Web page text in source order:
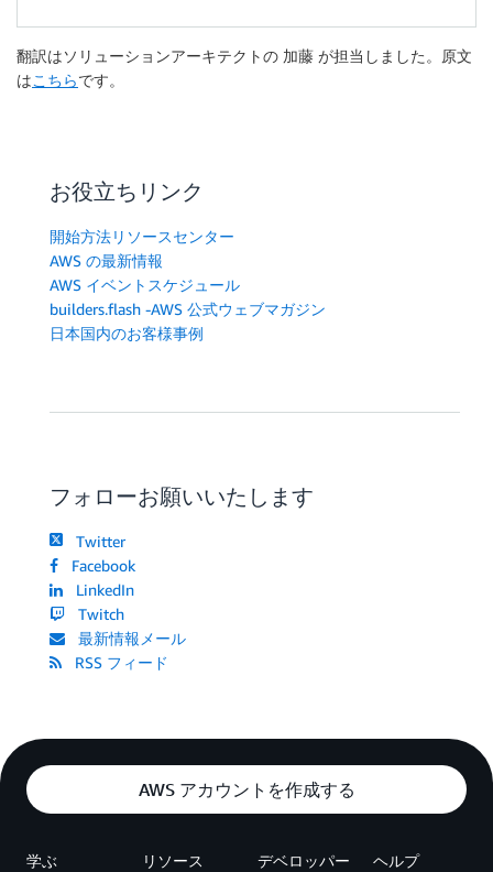
翻訳はソリューションアーキテクトの 加藤 が担当しました。原文
はこちらです。
お役立ちリンク
開始方法リソースセンター
AWS の最新情報
AWS イベントスケジュール
builders.flash -AWS 公式ウェブマガジン
日本国内のお客様事例
フォローお願いいたします
Twitter
Facebook
LinkedIn
Twitch
最新情報メール
RSS フィード
AWS アカウントを作成する
学ぶ リソース デベロッパー ヘルプ